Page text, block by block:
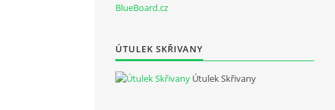
BlueBoard.cz
ÚTULEK SKŘIVANY
Útulek Skřivany